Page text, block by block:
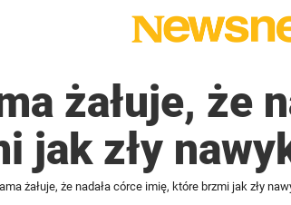
żałuje, że
jak zły
żałuje, że nadała córce imię, które brzmi jak zły